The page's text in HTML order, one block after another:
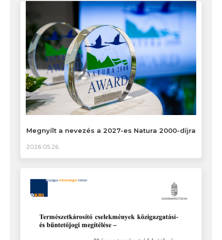
Megnyílt a nevezés a 2027-es Natura 2000-díjra
2026.05.26.